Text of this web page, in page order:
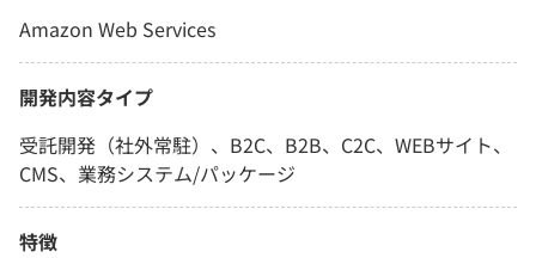
Amazon Web Services
開発内容タイプ
受託開発（社外常駐）、B2C、B2B、C2C、WEBサイト、
CMS、業務システム/パッケージ
特徴